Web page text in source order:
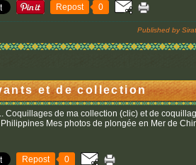
Repost 0
Published by
et de collection
Coquillages de ma collection (clic) et de
Mes photos de plongée en Mer de
Repost 0